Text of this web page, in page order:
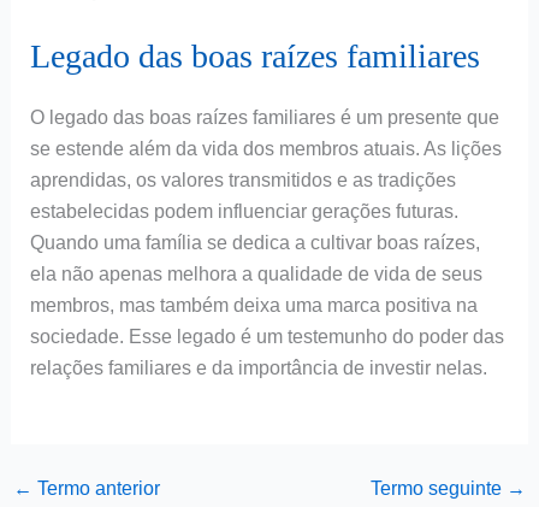
Legado das boas raízes familiares
O legado das boas raízes familiares é um presente que
se estende além da vida dos membros atuais. As lições
aprendidas, os valores transmitidos e as tradições
estabelecidas podem influenciar gerações futuras.
Quando uma família se dedica a cultivar boas raízes,
ela não apenas melhora a qualidade de vida de seus
membros, mas também deixa uma marca positiva na
sociedade. Esse legado é um testemunho do poder das
relações familiares e da importância de investir nelas.
← Termo anterior Termo seguinte →